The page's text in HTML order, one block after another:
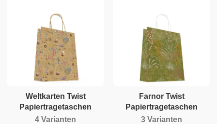
Weltkarten Twist
Papiertragetaschen
4 Varianten
Farnor Twist
Papiertragetaschen
3 Varianten